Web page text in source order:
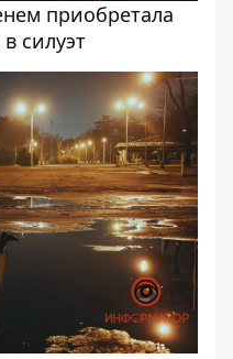
приобретала
силуэт